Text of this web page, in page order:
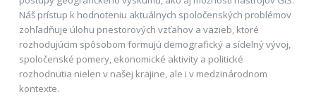
Náš prístup k hodnoteniu aktuálnych spoločenských problémov
zohľadňuje úlohu priestorových vzťahov a väzieb, ktoré
rozhodujúcim spôsobom formujú demografický a sídelný vývoj,
spoločenské pomery, ekonomické aktivity a politické
rozhodnutia nielen v našej krajine, ale i v medzinárodnom
kontexte.